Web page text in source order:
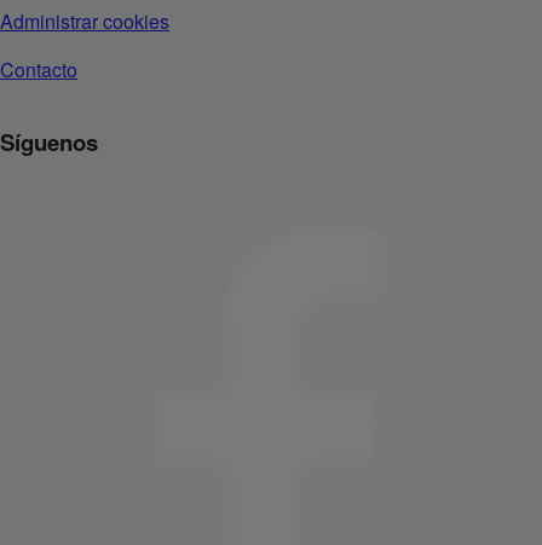
Administrar cookies
Contacto
Síguenos